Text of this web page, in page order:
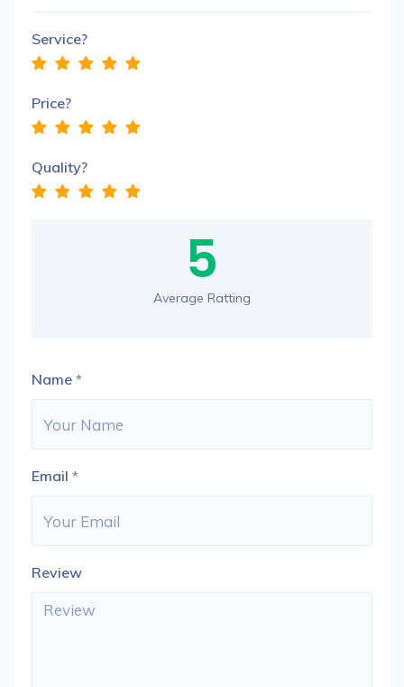
Service?
Price?
Quality?
5
Average Ratting
Name *
Email *
Review